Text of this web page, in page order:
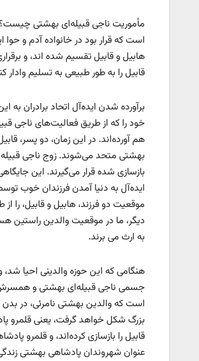
مأموریت ناجی قبیله‌ای بهشتی
است که قرار بود در خانواده آدم و
هابیل و قابیل تقسیم شده اند، و
قابیل را به طور طبیعی به تسلیم وادار
برآورده شدن ایده‌آل اتحاد برادران
خود را که از طریق فعالیت‌های ناجی
هم آورده‌اند. در این زمان، دو پسر،
بهشتی متحد می‌شوند. زوج ناجی
بازسازی شده قرار می‌گیرند. این
ایده‌آل به دنیا آمدن فرزندان خوب
موقعیت دو فرزند، هابیل و قابیل، را
دیگر، ما در موقعیت والدین راستین
به ارث می برند.
هنگامی که این حوزه والدینی احیا
جسمی ناجی قبیله‌ای بهشتی و همسرش
است که والدین بهشتی نامرئی، در
بزرگ شکل خواهد گرفت، یعنی قلمرو
قابیل را بازسازی کرده‌اند، و قلمرو
عنوان شهروندان پادشاهی بهشتی